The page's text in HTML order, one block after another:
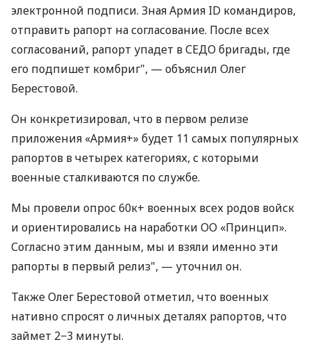
электронной подписи. Зная Армия ID командиров,
отправить рапорт на согласование. После всех
согласований, рапорт упадет в СЕДО бригады, где
его подпишет комбриг", — объяснил Олег
Берестовой.
Он конкретизировал, что в первом релизе
приложения «Армия+» будет 11 самых популярных
рапортов в четырех категориях, с которыми
военные сталкиваются по службе.
Мы провели опрос 60к+ военных всех родов войск
и ориентировались на наработки ОО «Принцип».
Согласно этим данным, мы и взяли именно эти
рапорты в первый релиз", — уточнил он.
Также Олег Берестовой отметил, что военных
нативно спросят о личных деталях рапортов, что
займет 2−3 минуты.